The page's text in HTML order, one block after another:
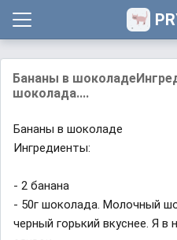
Бананы в
шоколада....
Бананы в шоколаде
Ингредиенты:
- 2 банана
- 50г шоколада. Молочный
черный горький вкуснее. Я в